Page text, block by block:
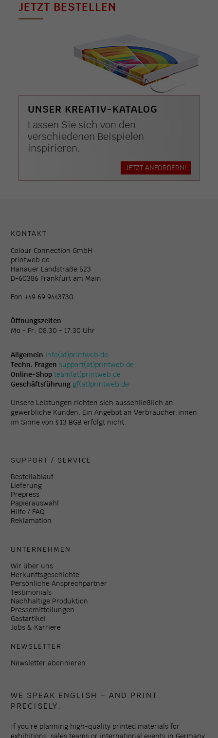
JETZT BESTELLEN
UNSER KREATIV-KATALOG
Lassen Sie sich von den
verschiedenen Beispielen
inspirieren.
JETZT ANFORDERN!
KONTAKT
Colour Connection GmbH
printweb.de
Hanauer Landstraße 523
D-60386 Frankfurt am Main
Fon +49 69 9443730
Öffnungszeiten
Mo - Fr: 08.30 - 17.30 Uhr
Allgemein info(at)printweb.de
Techn. Fragen support(at)printweb.de
Online-Shop team(at)printweb.de
Geschäftsführung gf(at)printweb.de
Unsere Leistungen richten sich ausschließlich an
gewerbliche Kunden. Ein Angebot an Verbraucher:innen
im Sinne von § 13 BGB erfolgt nicht.
SUPPORT / SERVICE
Bestellablauf
Lieferung
Prepress
Papierauswahl
Hilfe / FAQ
Reklamation
UNTERNEHMEN
Wir über uns
Herkunftsgeschichte
Persönliche Ansprechpartner
Testimonials
Nachhaltige Produktion
Pressemitteilungen
Gastartikel
Jobs & Karriere
NEWSLETTER
Newsletter abonnieren
WE SPEAK ENGLISH – AND PRINT
PRECISELY.
If you're planning high-quality printed materials for
exhibitions, sales teams or international events in Germany,